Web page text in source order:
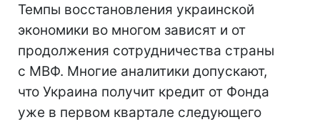
Темпы восстановления украинской
экономики во многом зависят и от
продолжения сотрудничества страны
с МВФ. Многие аналитики допускают,
что Украина получит кредит от Фонда
уже в первом квартале следующего